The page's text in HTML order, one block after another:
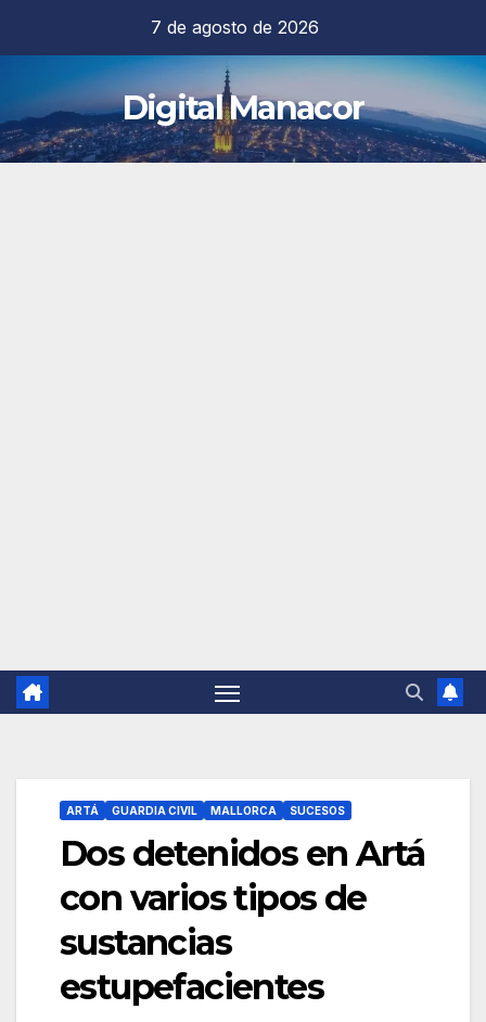
contenido
7 de agosto de 2026
Digital Manacor
ARTÁ GUARDIA CIVIL MALLORCA SUCESOS
Dos detenidos en Artá
con varios tipos de
sustancias
estupefacientes